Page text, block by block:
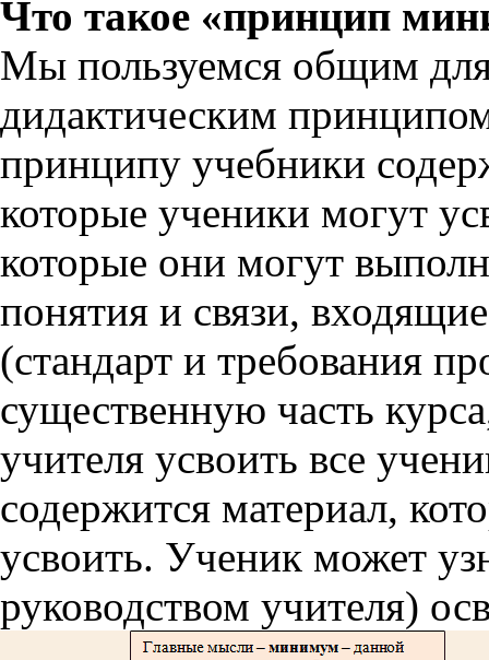
Что такое «принцип
Мы пользуемся общим
дидактическим
принципу учебники
которые ученики могут
которые они могут
понятия и связи,
(стандарт и требования
существенную часть
учителя усвоить все
содержится материал,
усвоить. Ученик может
руководством учителя)